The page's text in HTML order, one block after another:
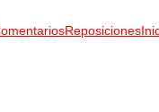
Reposiciones